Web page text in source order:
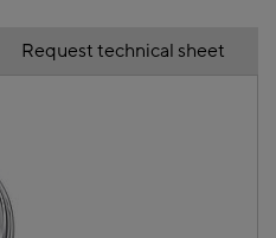
Request technical sheet